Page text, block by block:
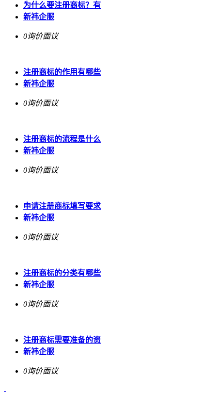
为什么要注册商标？有
新祎企服
0询价面议
注册商标的作用有哪些
新祎企服
0询价面议
注册商标的流程是什么
新祎企服
0询价面议
申请注册商标填写要求
新祎企服
0询价面议
注册商标的分类有哪些
新祎企服
0询价面议
注册商标需要准备的资
新祎企服
0询价面议